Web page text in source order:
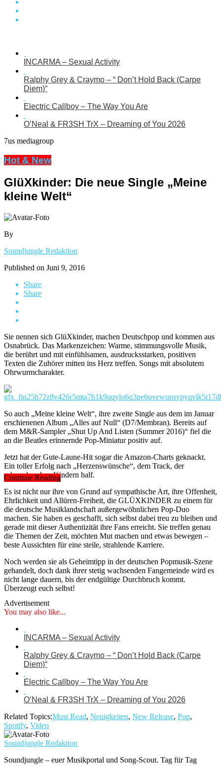
INCARMA – Sexual Activity
Ralphy Grey & Craymo – “ Don’t Hold Back (Carpe
Diem)“
Electric Callboy – The Way You Are
O’Neal & FR3SH TrX – Dreaming of You 2026
7us mediagroup
Hot & New
GlüXkinder: Die neue Single „Meine
kleine Welt“
By
Soundjungle Redaktion
Published on Juni 9, 2016
Share
Share
Sie nennen sich GlüXkinder, machen Deutschpop und kommen aus
Osnabrück. Das Markenzeichen: Warme, stimmungsvolle Musik,
die berührt und mit einfühlsamen, ausdrucksstarken, positiven
Texten die Zuhörer mitten ins Herz treffen. Songs mit absolutem
Ohrwurmcharakter.
So auch „Meine kleine Welt“, ihre zweite Single aus dem im Januar
erschienenen Album „Alles auf Null“ (D7/Membran). Bereits auf
dem M&R-Sampler „Shut Up And Listen (Summer 2016)“ fiel die
an die Beatles erinnernde Pop-Miniatur positiv auf.
Jetzt hat der Gute-Laune-Hit sogar die Amazon-Charts geknackt.
Ein toller Erfolg nach „Herzenswünsche“, dem Track, der
schwerkranken Kindern half.
Es ist nicht nur ihre von Grund auf sympathische Art, ihre Offenheit,
Ehrlichkeit und Allüren-Freiheit, die GLÜXKINDER zu einem für
die deutsche Musiklandschaft außergewöhnlichen Pop-Duo
machen. Sie haben es geschafft, sich selbst dabei treu zu bleiben und
gerade mit dieser Authentizität ihre Fans erreicht. Sie treffen genau
die Themen der Zeit, möchten Mut machen und etwas bewegen –
beste Aussichten für eine steile, strahlende Karriere.
Noch werden sie als Geheimtipp in der deutschen Popmusik-Szene
gehandelt, doch dank ihrer stetig wachsenden Fangemeinde wird es
nicht lange dauern, bis der endgültige Durchbruch kommt.
Überzeugt euch selbst!
Continue Reading
Advertisement
You may also like...
INCARMA – Sexual Activity
Ralphy Grey & Craymo – “ Don’t Hold Back (Carpe
Diem)“
Electric Callboy – The Way You Are
O’Neal & FR3SH TrX – Dreaming of You 2026
Related Topics:Must Read, Neuigkeiten, New Release, Pop,
Spotify, Video
Soundjungle Redaktion
Soundjungle – euer Musikportal und Song-Scout. Tag für Tag